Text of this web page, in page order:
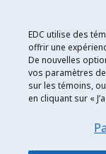
Exportation et
Énoncé de
EDC utilise des
offrir une
De nouvelles
vos paramètres
sur les témoins,
en cliquant sur «